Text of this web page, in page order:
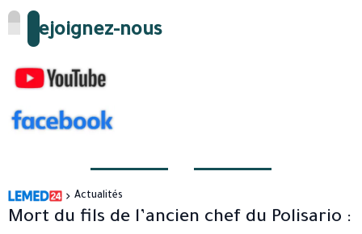
Rejoignez-nous
Actualités
Mort du fils de l’ancien chef du Polisario :